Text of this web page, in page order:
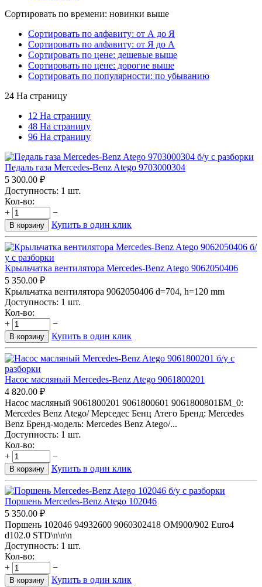
Сортировать по времени: новинки выше
Сортировать по алфавиту: от А до Я
Сортировать по алфавиту: от Я до А
Сортировать по цене: дешевые выше
Сортировать по цене: дорогие выше
Сортировать по популярности: по убыванию
24 На страницу
12 На страницу
48 На страницу
96 На страницу
Педаль газа Mercedes-Benz Atego 9703000304
5 300.00 ₽
Доступность: 1 шт.
Кол-во:
+
−
В корзину Купить в один клик
Крыльчатка вентилятора Mercedes-Benz Atego 9062050406
5 350.00 ₽
Крыльчатка вентилятора 9062050406 d=704, h=120 mm
Доступность: 1 шт.
Кол-во:
+
−
В корзину Купить в один клик
Насос масляный Mercedes-Benz Atego 9061800201
4 820.00 ₽
Насос масляный 9061800201 9061800601 9061800801БМ_0:
Mercedes Benz Atego/ Мерседес Бенц Атего Бренд: Mercedes
Benz Бренд-модель: Mercedes Benz Atego/...
Доступность: 1 шт.
Кол-во:
+
−
В корзину Купить в один клик
Поршень Mercedes-Benz Atego 102046
5 350.00 ₽
Поршень 102046 94932600 9060302418 OM900/902 Euro4
d102.0 STD\n\n\n
Доступность: 1 шт.
Кол-во:
+
−
В корзину Купить в один клик